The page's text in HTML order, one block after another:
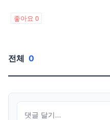
좋아요 0
전체 0